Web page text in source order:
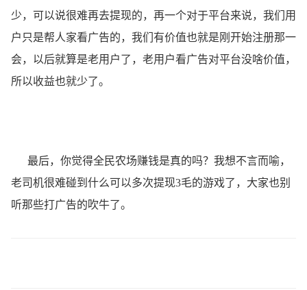
少，可以说很难再去提现的，再一个对于平台来说，我们用
户只是帮人家看广告的，我们有价值也就是刚开始注册那一
会，以后就算是老用户了，老用户看广告对平台没啥价值，
所以收益也就少了。
最后，你觉得全民农场赚钱是真的吗？我想不言而喻，
老司机很难碰到什么可以多次提现3毛的游戏了，大家也别
听那些打广告的吹牛了。